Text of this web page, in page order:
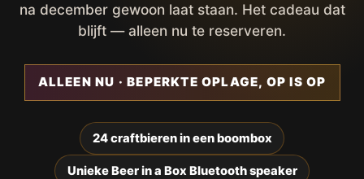
na december gewoon laat staan. Het cadeau dat
blijft — alleen nu te reserveren.
ALLEEN NU · BEPERKTE OPLAGE, OP IS OP
24 craftbieren in een boombox
Unieke Beer in a Box Bluetooth speaker